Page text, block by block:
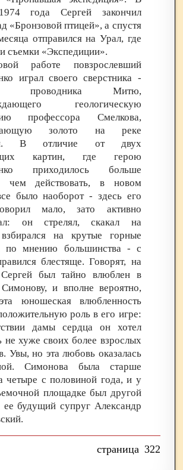
года Сергей закончил
«Бронзовой птицей», а спустя
отправился на Урал, где
съемки «Экспедиции».
работе повзрослевший
играл своего сверстника -
проводника Митю,
геологическую
профессора Смелкова,
золото на реке
В отличие от двух
картин, где герою
приходилось больше
чем действовать, в новом
было наоборот - здесь его
мало, зато активно
он стрелял, скакал на
на крутые горные
по мнению большинства - с
блестяще. Говорят, на
был тайно влюблен в
и вполне вероятно,
юношеская влюбленность
роль в его игре:
дамы сердца он хотел
не хуже своих более взрослых
Увы, но эта любовь оказалась
Симонова была старше
четыре с половиной года, и у
площадке был другой
ее будущий супруг Александр
322